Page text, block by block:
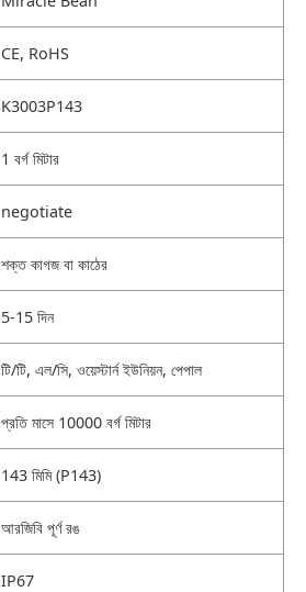
CE, RoHS
K3003P143
1 বর্গ মিটার
negotiate
শক্ত কাগজ বা কাঠের
5-15 দিন
টি/টি, এল/সি, ওয়েস্টার্ন ইউনিয়ন, পেপাল
প্রতি মাসে 10000 বর্গ মিটার
143 মিমি (P143)
আরজিবি পূর্ণ রঙ
IP67